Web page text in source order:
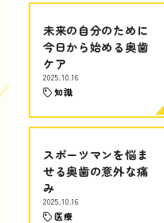
未来の自分のために
今日から始める奥歯
ケア
2025.10.16
知識
スポーツマンを悩ま
せる奥歯の意外な痛
み
2025.10.16
医療